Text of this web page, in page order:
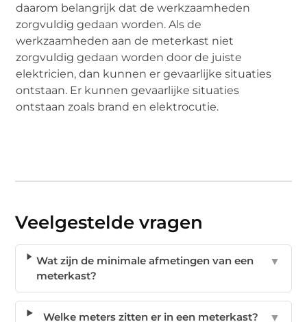
daarom belangrijk dat de werkzaamheden
zorgvuldig gedaan worden. Als de
werkzaamheden aan de meterkast niet
zorgvuldig gedaan worden door de juiste
elektricien, dan kunnen er gevaarlijke situaties
ontstaan. Er kunnen gevaarlijke situaties
ontstaan zoals brand en elektrocutie.
Veelgestelde vragen
Wat zijn de minimale afmetingen van een
meterkast?
▼
Welke meters zitten er in een meterkast? ▼